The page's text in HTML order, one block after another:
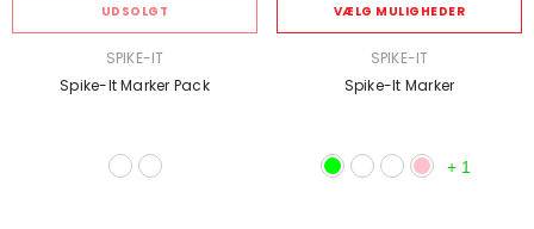
UDSOLGT
SPIKE-IT
Spike-It Marker Pack
VÆLG MULIGHEDER
SPIKE-IT
Spike-It Marker
+ 1